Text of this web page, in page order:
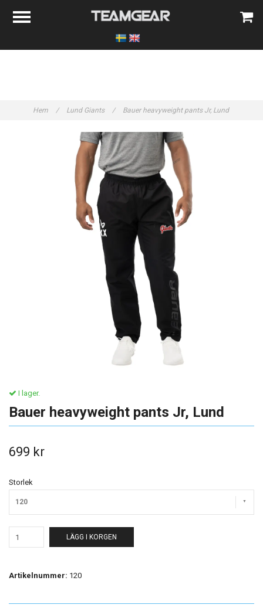
Hem / Lund Giants / Bauer heavyweight pants Jr, Lund
I lager.
Bauer heavyweight pants Jr, Lund
699 kr
Storlek
120
LÄGG I KORGEN
Artikelnummer: 120